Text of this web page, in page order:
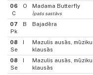
06
C
O Madama Butterfly
Īpašs sastāvs
07
Pk
B Bajadēra
08
Se
I
Mazulis ausās, mūziku
klausās
08
Se
I
Mazulis ausās, mūziku
klausās